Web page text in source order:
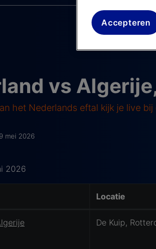
vs
het Nederlands eftal kijk je live bij
mei 2026
2026
Locatie
De Kuip,
Accepteren